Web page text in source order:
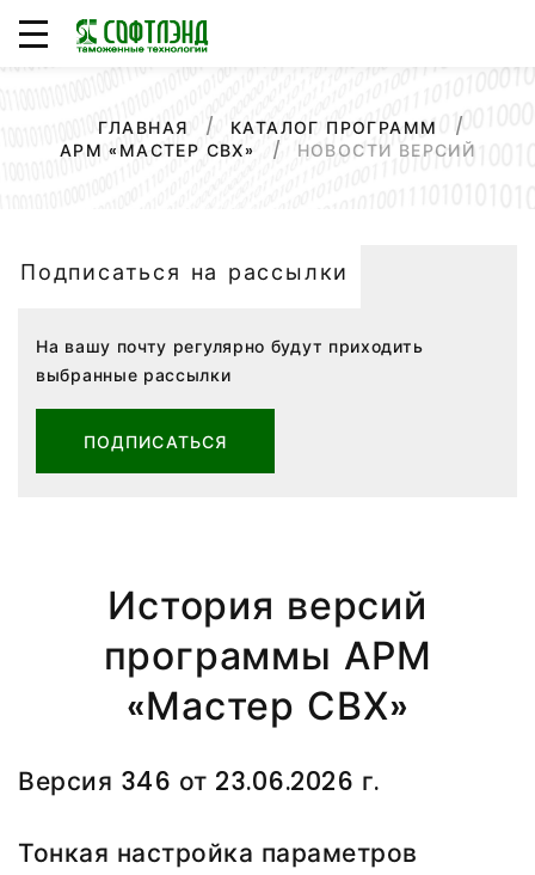
ГЛАВНАЯ
КАТАЛОГ ПРОГРАММ
АРМ «МАСТЕР СВХ»
НОВОСТИ ВЕРСИЙ
Подписаться на рассылки
На вашу почту регулярно будут приходить
выбранные рассылки
ПОДПИСАТЬСЯ
История версий
программы АРМ
«Мастер СВХ»
Версия 346 от 23.06.2026 г.
Тонкая настройка параметров